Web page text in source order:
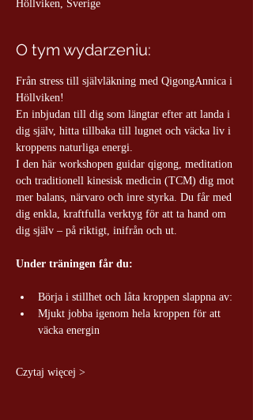
Höllviken, Sverige
O tym wydarzeniu:
Från stress till självläkning med QigongAnnica i
Höllviken!
En inbjudan till dig som längtar efter att landa i
dig själv, hitta tillbaka till lugnet och väcka liv i
kroppens naturliga energi.
I den här workshopen guidar qigong, meditation
och traditionell kinesisk medicin (TCM) dig mot
mer balans, närvaro och inre styrka. Du får med
dig enkla, kraftfulla verktyg för att ta hand om
dig själv – på riktigt, inifrån och ut.
Under träningen får du:
Börja i stillhet och låta kroppen slappna av:
Mjukt jobba igenom hela kroppen för att
väcka energin
Czytaj więcej >